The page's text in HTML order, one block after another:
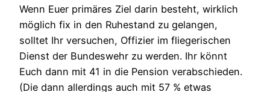
Wenn Euer primäres Ziel darin besteht, wirklich
möglich fix in den Ruhestand zu gelangen,
solltet Ihr versuchen, Offizier im fliegerischen
Dienst der Bundeswehr zu werden. Ihr könnt
Euch dann mit 41 in die Pension verabschieden.
(Die dann allerdings auch mit 57 % etwas